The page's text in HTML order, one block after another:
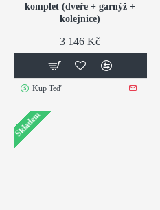
komplet (dveře + garnýž +
kolejnice)
3 146 Kč
Kup Teď
Skladem